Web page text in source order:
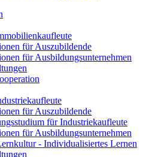
für Auszubildende
für Ausbildungsunternehmen
für Auszubildende
für Industriekaufleute
für Ausbildungsunternehmen
- Individualisiertes Lernen